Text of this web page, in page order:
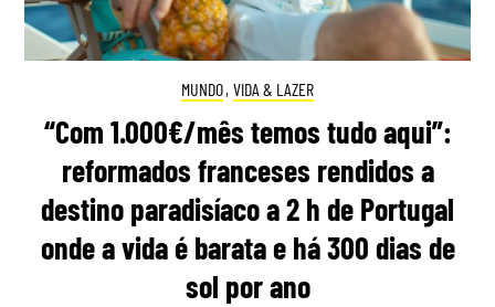
MUNDO, VIDA & LAZER
“Com 1.000€/mês temos tudo aqui”:
reformados franceses rendidos a
destino paradisíaco a 2 h de Portugal
onde a vida é barata e há 300 dias de
sol por ano